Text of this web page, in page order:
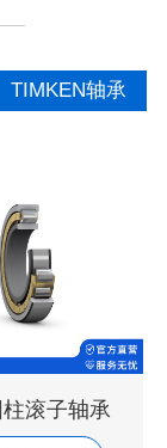
TIMKEN轴承
滚子轴承